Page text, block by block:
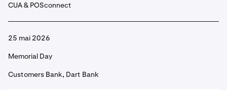
CUA & POSconnect
25 mai 2026
Memorial Day
Customers Bank, Dart Bank